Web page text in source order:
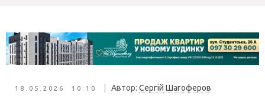
18.05.2026 10:10 Автор: Сергій Шагоферов